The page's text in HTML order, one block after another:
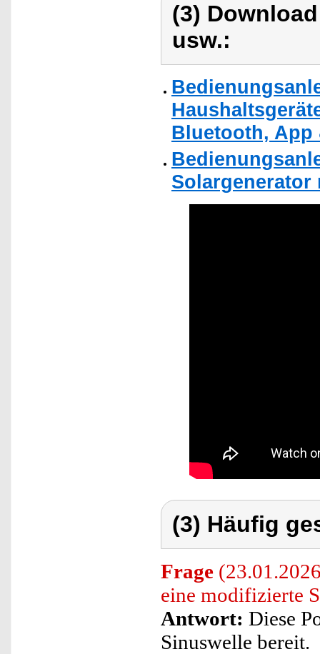
(3)
usw.:
Bluetooth, App
Solargenerator
(3) Häufig
Frage
eine modifizierte
Antwort: Diese
Sinuswelle bereit.